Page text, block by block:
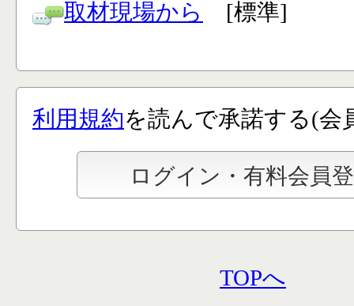
取材現場から [標準]
利用規約を読んで承諾する(会
TOPへ